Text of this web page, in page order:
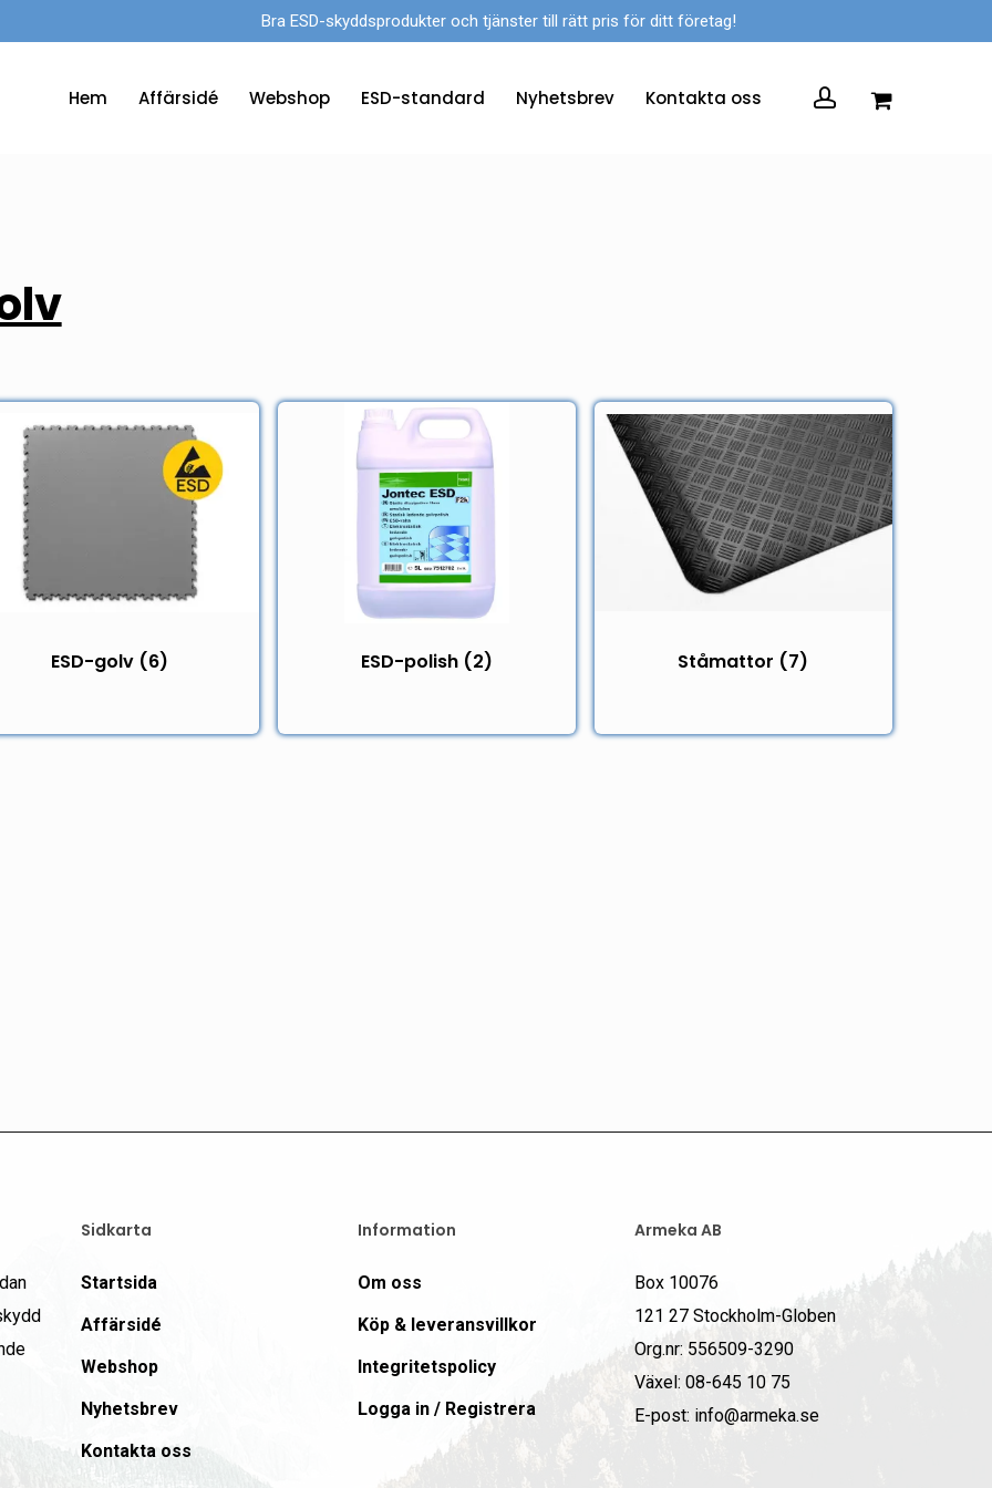
Bra ESD-skyddsprodukter och tjänster till rätt pris för ditt företag!
Hem Affärsidé Webshop ESD-standard Nyhetsbrev Kontakta oss account
ESD-golv (6) ESD-polish (2) Ståmattor (7)
Sidkarta
Startsida
Affärsidé
Webshop
Nyhetsbrev
Kontakta oss
Information
Om oss
Köp & leveransvillkor
Integritetspolicy
Logga in / Registrera
Armeka AB
Box 10076
121 27 Stockholm-Globen
Org.nr: 556509-3290
Växel: 08-645 10 75
E-post: info@armeka.se